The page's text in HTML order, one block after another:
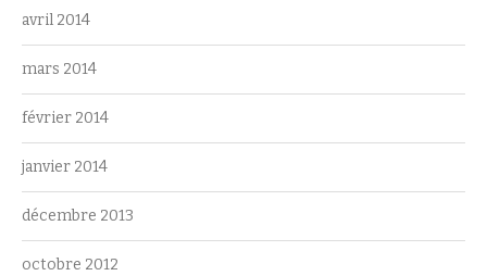
avril 2014
mars 2014
février 2014
janvier 2014
décembre 2013
octobre 2012